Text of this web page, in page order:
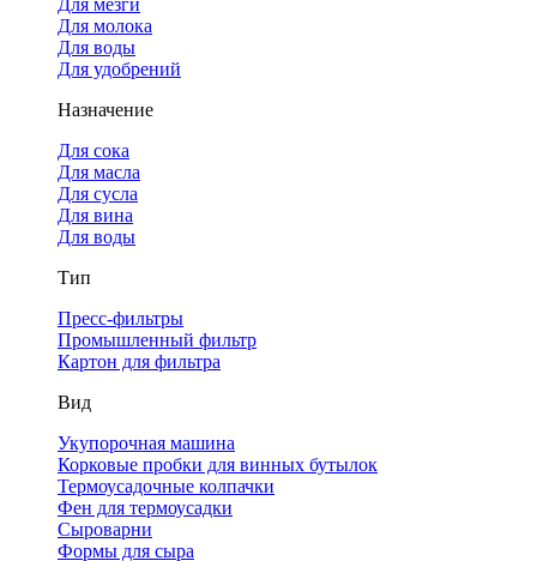
Для мезги
Для молока
Для воды
Для удобрений
Назначение
Для сока
Для масла
Для сусла
Для вина
Для воды
Тип
Пресс-фильтры
Промышленный фильтр
Картон для фильтра
Вид
Укупорочная машина
Корковые пробки для винных бутылок
Термоусадочные колпачки
Фен для термоусадки
Сыроварни
Формы для сыра